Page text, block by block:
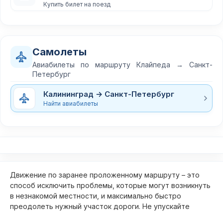
Купить билет на поезд
Самолеты
Авиабилеты по маршруту Клайпеда → Санкт-
Петербург
Калининград → Санкт-Петербург
Найти авиабилеты
Движение по заранее проложенному маршруту – это
способ исключить проблемы, которые могут возникнуть
в незнакомой местности, и максимально быстро
преодолеть нужный участок дороги. Не упускайте